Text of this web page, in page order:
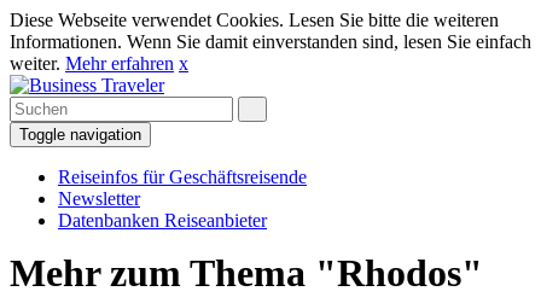
Diese Webseite verwendet Cookies. Lesen Sie bitte die weiteren
Informationen. Wenn Sie damit einverstanden sind, lesen Sie einfach
weiter. Mehr erfahren x
Toggle navigation
Reiseinfos für Geschäftsreisende
Newsletter
Datenbanken Reiseanbieter
Mehr zum Thema "Rhodos"